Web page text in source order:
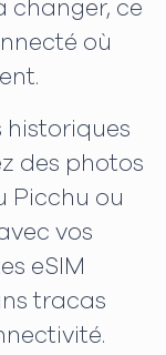
changer, ce
où
historiques
des photos
Picchu ou
vos
eSIM
tracas